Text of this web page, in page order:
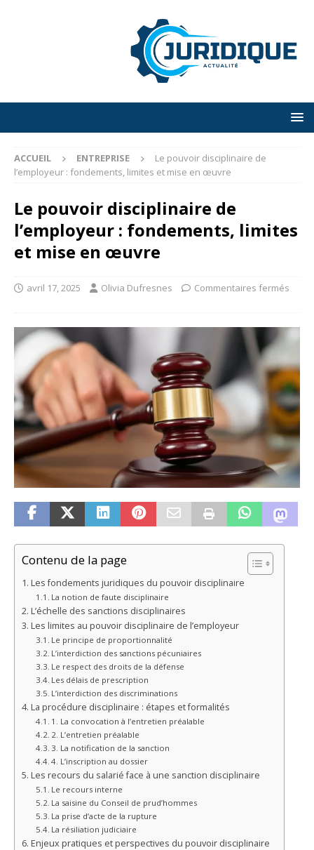
ACCUEIL ENTREPRISE
Le pouvoir disciplinaire de
l’employeur : fondements, limites et mise en œuvre
Le pouvoir disciplinaire de
l’employeur : fondements, limites
et mise en œuvre
avril 17, 2025 Olivia Dufresnes Commentaires fermés
Contenu de la page
Les fondements juridiques du pouvoir disciplinaire
La notion de faute disciplinaire
L’échelle des sanctions disciplinaires
Les limites au pouvoir disciplinaire de l’employeur
Le principe de proportionnalité
L’interdiction des sanctions pécuniaires
Le respect des droits de la défense
Les délais de prescription
L’interdiction des discriminations
La procédure disciplinaire : étapes et formalités
1. La convocation à l’entretien préalable
2. L’entretien préalable
3. La notification de la sanction
4. L’inscription au dossier
Les recours du salarié face à une sanction disciplinaire
Le recours interne
La saisine du Conseil de prud’hommes
La prise d’acte de la rupture
La résiliation judiciaire
Enjeux pratiques et perspectives du pouvoir disciplinaire